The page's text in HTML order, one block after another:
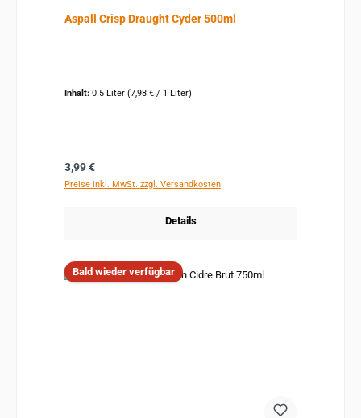
Aspall Crisp Draught Cyder 500ml
Inhalt: 0.5 Liter (7,98 € / 1 Liter)
Regulärer Preis:
3,99 €
Preise inkl. MwSt. zzgl. Versandkosten
Details
Bald wieder verfügbar